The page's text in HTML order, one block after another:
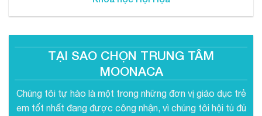
TẠI SAO CHỌN TRUNG TÂM
MOONACA
Chúng tôi tự hào là một trong những đơn vị giáo dục trẻ
em tốt nhất đang được công nhận, vì chúng tôi hội tủ đủ